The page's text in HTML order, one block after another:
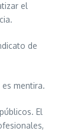
el
de
mentira.
El